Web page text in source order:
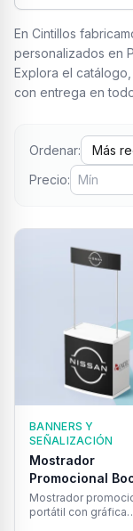
En Cintillos
personalizados en
Explora el
con entrega en
Ordenar:
Precio:
BANNERS Y
SEÑALIZACIÓN
Mostrador
Promocional
Mostrador
portátil con gráfica